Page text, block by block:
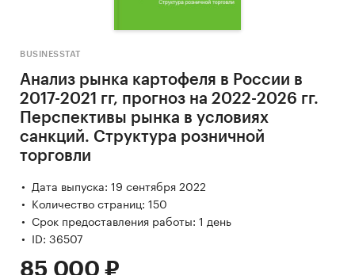
BUSINESSTAT
Анализ рынка картофеля в России в
2017-2021 гг, прогноз на 2022-2026 гг.
Перспективы рынка в условиях
санкций. Структура розничной
торговли
Дата выпуска: 19 сентября 2022
Количество страниц: 150
Срок предоставления работы: 1 день
ID: 36507
85 000 ₽